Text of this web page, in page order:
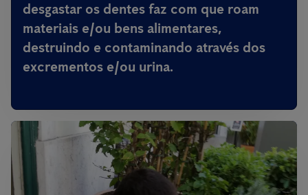
desgastar os dentes faz com que roam
materiais e/ou bens alimentares,
destruindo e contaminando através dos
excrementos e/ou urina.